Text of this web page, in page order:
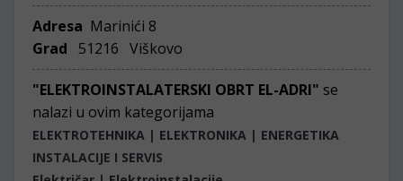
Adresa Marinići 8
Grad
51216 Viškovo
"ELEKTROINSTALATERSKI OBRT EL-ADRI" se
nalazi u ovim kategorijama
ELEKTROTEHNIKA | ELEKTRONIKA | ENERGETIKA
INSTALACIJE I SERVIS